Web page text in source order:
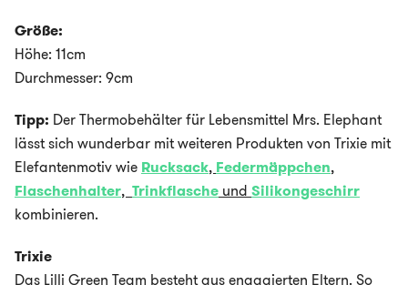
Größe:
Höhe: 11cm
Durchmesser: 9cm
Tipp: Der Thermobehälter für Lebensmittel Mrs. Elephant
lässt sich wunderbar mit weiteren Produkten von Trixie mit
Elefantenmotiv wie Rucksack, Federmäppchen,
Flaschenhalter, Trinkflasche und Silikongeschirr
kombinieren.
Trixie
Das Lilli Green Team besteht aus engagierten Eltern. So